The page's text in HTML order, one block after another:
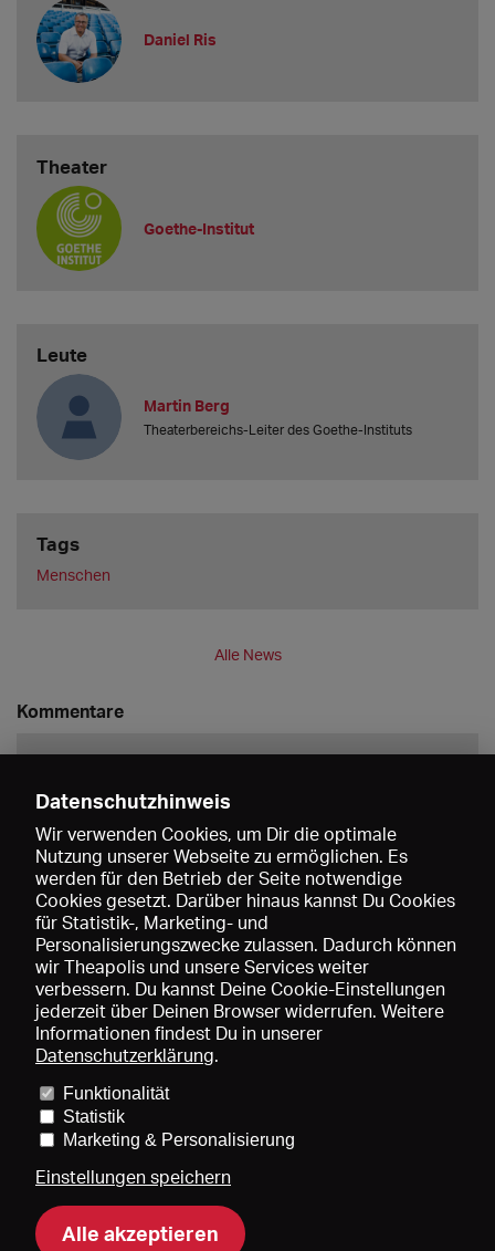
Daniel Ris
Theater
Goethe-Institut
Leute
Martin Berg
Theaterbereichs-Leiter des Goethe-Instituts
Tags
Menschen
Alle News
Kommentare
Speichern
Preise und Mitgliedschaften
Mediadaten
Über uns Impressum
Datenschutzhinweis
Wir verwenden Cookies, um Dir die optimale
Nutzung unserer Webseite zu ermöglichen. Es
werden für den Betrieb der Seite notwendige
Cookies gesetzt. Darüber hinaus kannst Du Cookies
für Statistik-, Marketing- und
Personalisierungszwecke zulassen. Dadurch können
wir Theapolis und unsere Services weiter
verbessern. Du kannst Deine Cookie-Einstellungen
jederzeit über Deinen Browser widerrufen. Weitere
Informationen findest Du in unserer
Datenschutzerklärung.
Funktionalität
Statistik
Marketing & Personalisierung
Einstellungen speichern
Alle akzeptieren